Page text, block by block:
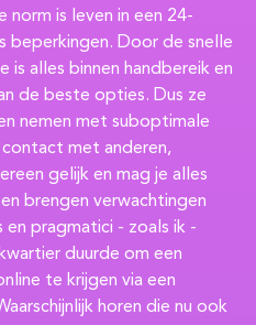
is leven in een 24-
beperkingen. Door de snelle
alles binnen handbereik en
de beste opties. Dus ze
nemen met suboptimale
met anderen,
gelijk en mag je alles
brengen verwachtingen
pragmatici - zoals ik -
duurde om een
te krijgen via een
horen die nu ook